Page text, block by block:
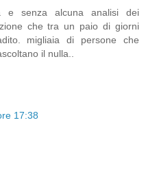
e senza alcuna analisi dei
che tra un paio di giorni
migliaia di persone che
il nulla..
17:38